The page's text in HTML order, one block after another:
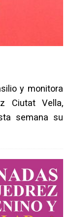
y monitora
Ciutat Vella,
semana su